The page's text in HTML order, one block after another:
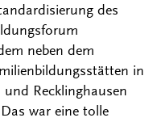
des
neben dem
in
Recklinghausen
war eine tolle